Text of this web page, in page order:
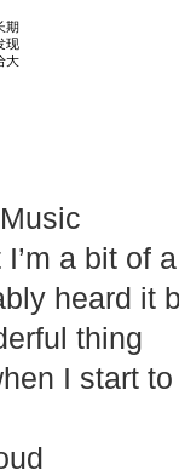
a bit of
heard it
thing
I start